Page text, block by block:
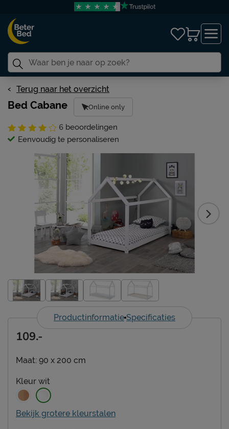
Terug naar het overzicht
Bed Cabane Online only
6 beoordelingen
Eenvoudig te personaliseren
Productinformatie Specificaties
Maat: 90 x 200 cm
Kleur wit
Bekijk grotere kleurstalen
109.-